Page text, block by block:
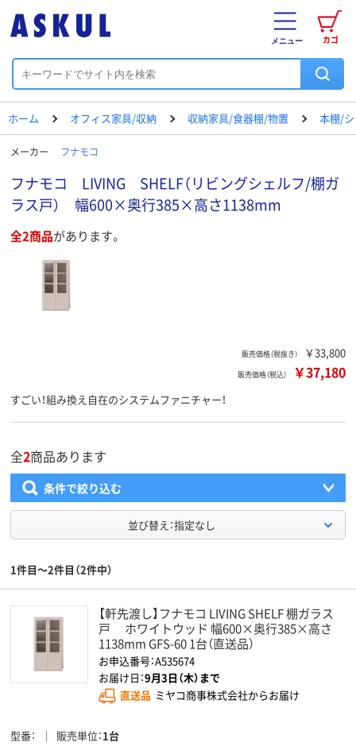
カゴ
メニュー
ホーム オフィス家具/収納 収納家具/食器棚/物置 本棚/
メーカー フナモコ
フナモコ LIVING SHELF（リビングシェルフ/棚ガ
ラス戸） 幅600×奥行385×高さ1138mm
全2商品があります。
販売価格（税抜き） ￥33,800
販売価格（税込） ￥37,180
すごい！組み換え自在のシステムファニチャー！
全2商品あります
条件で絞り込む
並び替え：指定なし
1件目～2件目（2件中）
【軒先渡し】フナモコ LIVING SHELF 棚ガラス
戸 ホワイトウッド 幅600×奥行385×高さ
1138mm GFS-60 1台（直送品）
お申込番号：A535674
お届け日：9月3日（木）まで
直送品 ミヤコ商事株式会社からお届け
型番 販売単位 1台